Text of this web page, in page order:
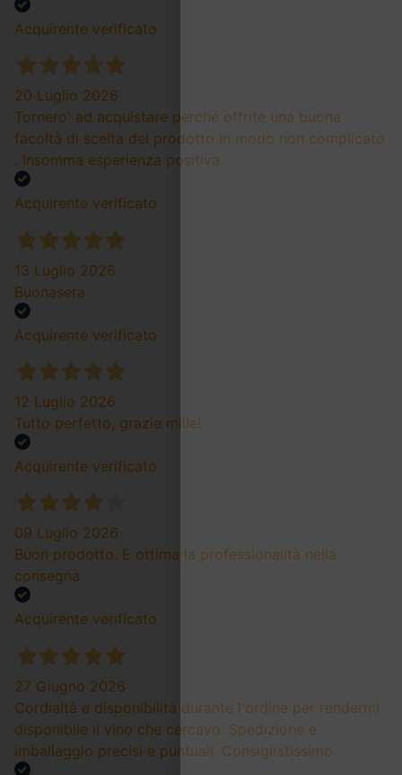
Acquirente verificato
20 Luglio 2026
Tornero' ad acquistare perché offrite una buona
facoltà di scelta del prodotto in modo non complicato
. Insomma esperienza positiva.
Acquirente verificato
13 Luglio 2026
Buonasera
Acquirente verificato
12 Luglio 2026
Tutto perfetto, grazie mille!
Acquirente verificato
09 Luglio 2026
Buon prodotto. E ottima la professionalità nella
consegna
Acquirente verificato
27 Giugno 2026
Cordialtà e disponibilità durante l'ordine per rendermi
disponibile il vino che cercavo. Spedizione e
imballaggio precisi e puntuali. Consigliatissimo.